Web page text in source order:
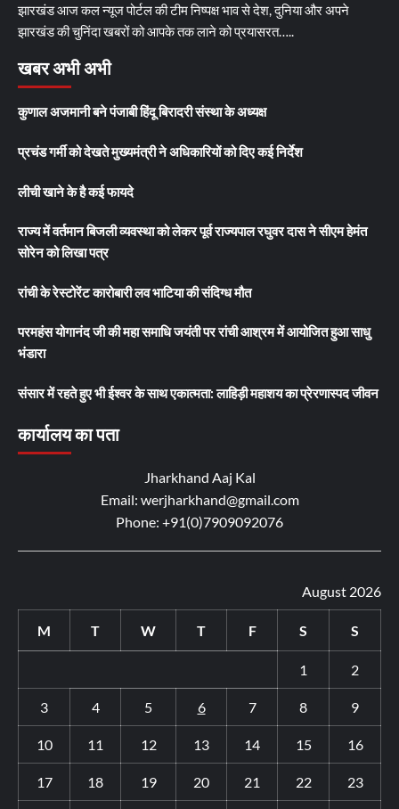
झारखंड आज कल न्यूज पोर्टल की टीम निष्पक्ष भाव से देश, दुनिया और अपने
झारखंड की चुनिंदा खबरों को आपके तक लाने को प्रयासरत…..
खबर अभी अभी
कुणाल अजमानी बने पंजाबी हिंदू बिरादरी संस्था के अध्यक्ष
प्रचंड गर्मी को देखते मुख्यमंत्री ने अधिकारियों को दिए कई निर्देश
लीची खाने के है कई फायदे
राज्य में वर्तमान बिजली व्यवस्था को लेकर पूर्व राज्यपाल रघुवर दास ने सीएम हेमंत
सोरेन को लिखा पत्र
रांची के रेस्टोरेंट कारोबारी लव भाटिया की संदिग्ध मौत
परमहंस योगानंद जी की महा समाधि जयंती पर रांची आश्रम में आयोजित हुआ साधु
भंडारा
संसार में रहते हुए भी ईश्वर के साथ एकात्मता: लाहिड़ी महाशय का प्रेरणास्पद जीवन
कार्यालय का पता
Jharkhand Aaj Kal
Email: werjharkhand@gmail.com
Phone: +91(0)7909092076
August 2026
M T W T F S S
1 2
3 4 5 6 7 8 9
10 11 12 13 14 15 16
17 18 19 20 21 22 23